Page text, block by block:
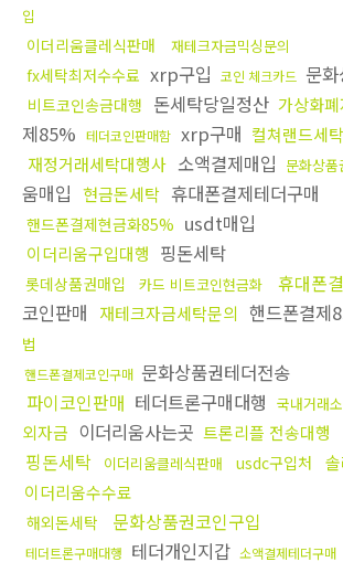
입
이더리움클레식판매 재테크자금믹싱문의
fx세탁최저수수료 xrp구입 코인 체크카드 문
비트코인송금대행 돈세탁당일정산 가상화
제85% 테더코인판매함 xrp구매 컬쳐랜드세탁
재정거래세탁대행사 소액결제매입 문화상
움매입 현금돈세탁 휴대폰결제테더구매
핸드폰결제현금화85% usdt매입
이더리움구입대행 핑돈세탁
롯데상품권매입 카드 비트코인현금화 휴대폰
코인판매
재테크자금세탁문의 핸드폰결제
법
핸드폰결제코인구매 문화상품권테더전송
파이코인판매 테더트론구매대행 국내거래
외자금 이더리움사는곳 트론리플 전송대행
핑돈세탁 이더리움클레식판매 usdc구입처
이더리움수수료
해외돈세탁 문화상품권코인구입
테더트론구매대행 테더개인지갑 소액결제테더구매